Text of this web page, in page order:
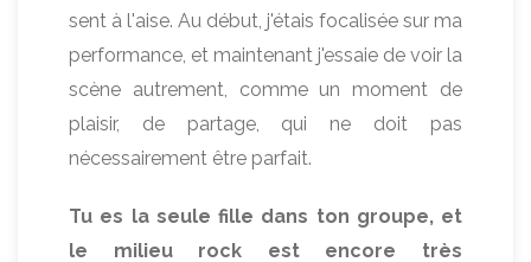
sent à l'aise. Au début, j'étais focalisée sur ma
performance, et maintenant j'essaie de voir la
scène autrement, comme un moment de
plaisir, de partage, qui ne doit pas
nécessairement être parfait.
Tu es la seule fille dans ton groupe, et
le milieu rock est encore très